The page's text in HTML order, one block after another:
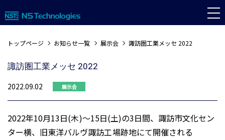
トップページ お知らせ一覧 展示会 諏訪圏工業メッセ 2022
諏訪圏工業メッセ 2022
2022.09.02
展示会
2022年10月13日(木)～15日(土)の3日間、諏訪市文化セン
ター横、旧東洋バルヴ諏訪工場跡地にて開催される